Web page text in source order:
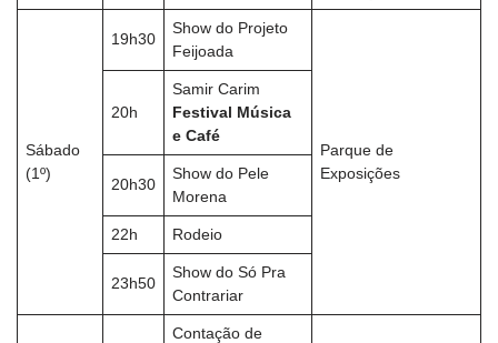
Sábado
(1º)
19h30
Show do Projeto
Feijoada
Parque de
Exposições
20h
Samir Carim
Festival Música
e Café
20h30
Show do Pele
Morena
22h Rodeio
23h50
Show do Só Pra
Contrariar
Contação de